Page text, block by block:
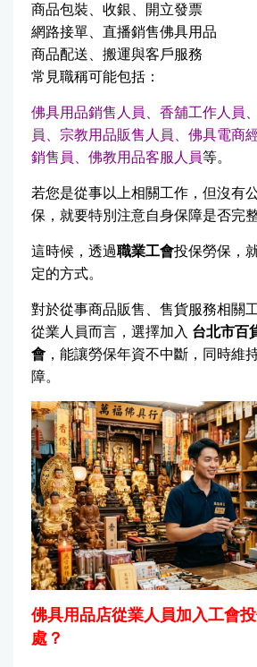
商品包裝、收銀、開立發票
網路接單、直播銷售佛具用品
商品配送、搬運與客戶服務
常見職稱可能包括：
佛具用品銷售人員、香舖工作人員
員、宗教用品販售人員、佛具電商
銷售員、佛教用品客服人員等。
若您是從事以上相關工作，但沒有
保，就要特別注意自身保障是否完整
這時候，透過職業工會投保勞保，
定的方式。
對於從事商品販售、售貨服務相關
從業人員而言，選擇加入 台北市百
會 ，能讓勞保年資不中斷，同時維
障。
佛具用品店從業人員加入工會
處？